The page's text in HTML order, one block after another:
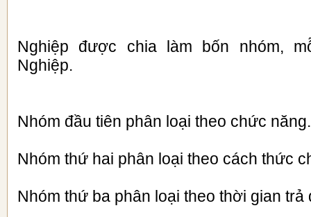
Nghiệp được chia làm bốn nhóm,
Nghiệp.
Nhóm đầu tiên phân loại theo chức năng.
Nhóm thứ hai phân loại theo cách thức
Nhóm thứ ba phân loại theo thời gian trả